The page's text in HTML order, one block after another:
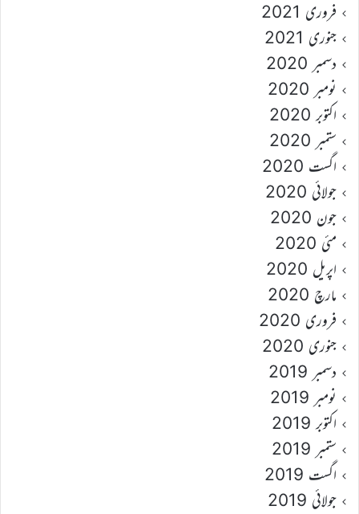
فروری 2021
جنوری 2021
دسمبر 2020
نومبر 2020
اکتوبر 2020
ستمبر 2020
اگست 2020
جولائی 2020
جون 2020
مئی 2020
اپریل 2020
مارچ 2020
فروری 2020
جنوری 2020
دسمبر 2019
نومبر 2019
اکتوبر 2019
ستمبر 2019
اگست 2019
جولائی 2019